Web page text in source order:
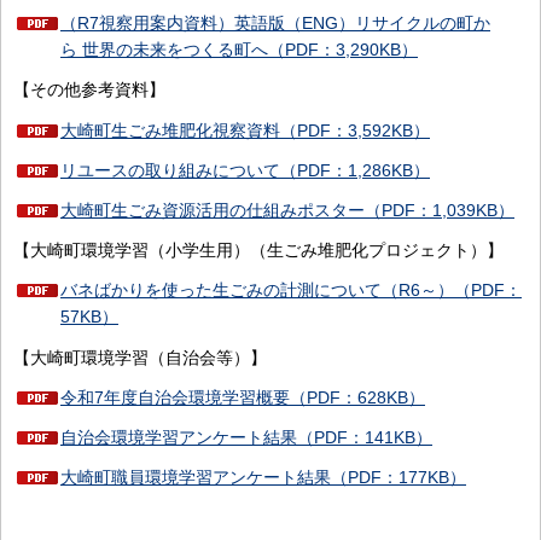
（R7視察用案内資料）英語版（ENG）リサイクルの町か
ら 世界の未来をつくる町へ（PDF：3,290KB）
【その他参考資料】
大崎町生ごみ堆肥化視察資料（PDF：3,592KB）
リユースの取り組みについて（PDF：1,286KB）
大崎町生ごみ資源活用の仕組みポスター（PDF：1,039KB）
【大崎町環境学習（小学生用）（生ごみ堆肥化プロジェクト）】
バネばかりを使った生ごみの計測について（R6～）（PDF：
57KB）
【大崎町環境学習（自治会等）】
令和7年度自治会環境学習概要（PDF：628KB）
自治会環境学習アンケート結果（PDF：141KB）
大崎町職員環境学習アンケート結果（PDF：177KB）